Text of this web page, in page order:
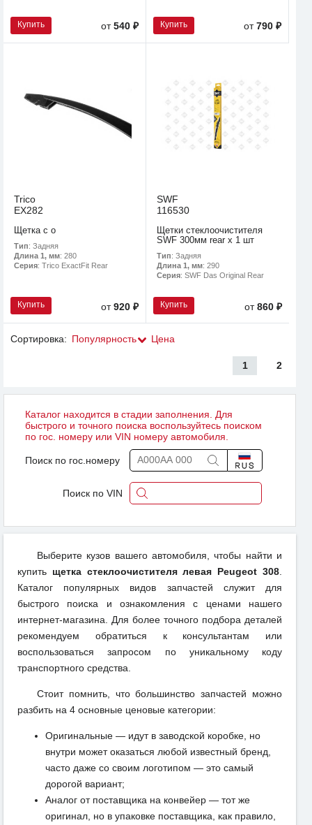
Купить от540 ₽ Купить от790 ₽
Trico
EX282
Щетка с о
Тип: Задняя
Длина 1, мм: 280
Серия: Trico ExactFit Rear
Купить от920 ₽
SWF
116530
Щетки стеклоочистителя
SWF 300мм rear x 1 шт
Тип: Задняя
Длина 1, мм: 290
Серия: SWF Das Original Rear
Купить от860 ₽
Сортировка: Популярность Цена
1 2
Каталог находится в стадии заполнения. Для
быстрого и точного поиска воспользуйтесь поиском
по гос. номеру или VIN номеру автомобиля.
Поиск по гос.номеру
Поиск по VIN
Выберите кузов вашего автомобиля, чтобы найти и
купить щетка стеклоочистителя левая Peugeot 308
Каталог популярных видов запчастей служит для
быстрого поиска и ознакомления с ценами нашего
интернет-магазина. Для более точного подбора деталей
рекомендуем обратиться к консультантам или
воспользоваться запросом по уникальному коду
транспортного средства.
Стоит помнить, что большинство запчастей можно
разбить на 4 основные ценовые категории:
Оригинальные — идут в заводской коробке, но
внутри может оказаться любой известный бренд,
часто даже со своим логотипом — это самый
дорогой вариант;
Аналог от поставщика на конвейер — тот же
оригинал, но в упаковке поставщика, как правило,